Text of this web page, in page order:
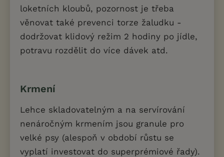
loketních kloubů, pozornost je třeba
věnovat také prevenci torze žaludku -
dodržovat klidový režim 2 hodiny po jídle,
potravu rozdělit do více dávek atd.
Krmení
Lehce skladovatelným a na servírování
nenáročným krmením jsou granule pro
velké psy (alespoň v období růstu se
vyplatí investovat do superprémiové řady).